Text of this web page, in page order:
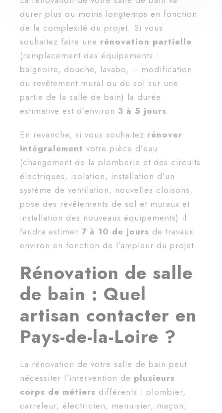
durer plus ou moins longtemps en fonction
de la complexité du projet. Si vous
souhaitez faire une rénovation partielle
(remplacement des équipements :
baignoire, douche, lavabo, – modification
du revêtement mural ou du sol sur une
partie de la salle de bain) la durée
estimative est d’environ 3 à 5 jours.
En revanche, si vous souhaitez rénover
intégralement votre pièce d’eau
(changement de la plomberie et des circuits
électriques, isolation, installation d’un
système de ventilation, nouvelles cloisons,
pose des revêtements de sol et muraux et
installation des nouveaux équipements) il
faudra estimer 7 à 10 de jours de travaux
environ en fonction de l’ampleur du projet.
Rénovation de salle
de bain : Quel
artisan contacter en
Pays-de-la-Loire ?
La rénovation de votre salle de bain peut
nécessiter l’intervention de plusieurs
corps de métiers différents : plombier,
carreleur, électricien, menuisier, maçon,